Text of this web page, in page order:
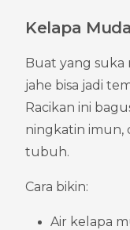
Kelapa
Buat yang suka
jahe bisa jadi
Racikan ini
ningkatin imun,
tubuh.
Cara bikin:
Air kelapa